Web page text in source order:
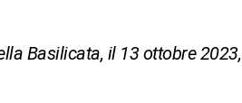
Basilicata, il 13 ottobre 2023,